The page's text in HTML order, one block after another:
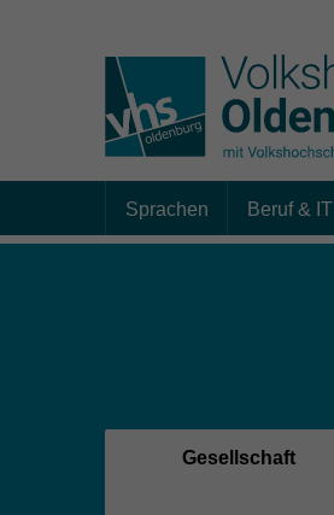
Sprachen Beruf & IT
Gesellschaft